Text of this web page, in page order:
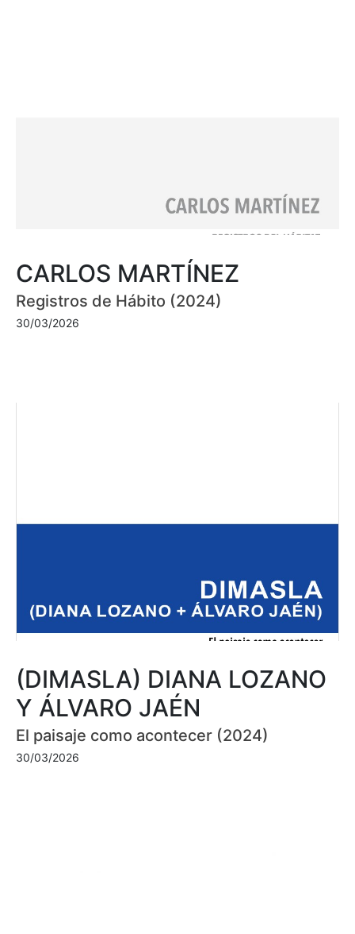
CARLOS MARTÍNEZ
Registros de Hábito (2024)
30/03/2026
(DIMASLA) DIANA LOZANO
Y ÁLVARO JAÉN
El paisaje como acontecer (2024)
30/03/2026